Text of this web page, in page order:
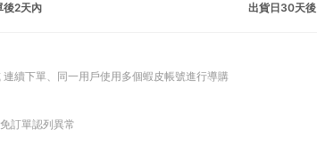
後2天內
出貨日30天後
連續下單 同一用戶使用多個蝦皮帳號進行導購
訂單認列異常